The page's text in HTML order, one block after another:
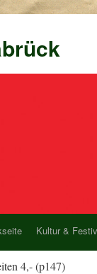
Kultur &
4,- (p147)